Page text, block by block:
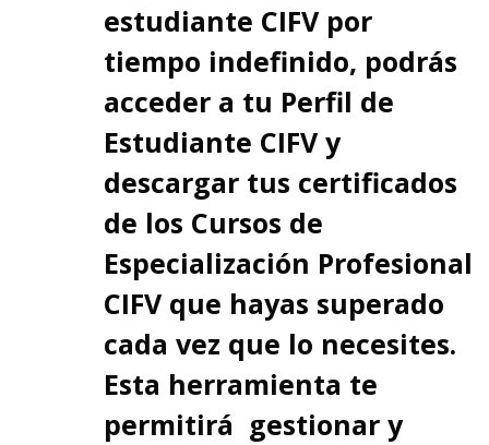
estudiante CIFV por
tiempo indefinido, podrás
acceder a tu Perfil de
Estudiante CIFV y
descargar tus certificados
de los Cursos de
Especialización Profesional
CIFV que hayas superado
cada vez que lo necesites.
Esta herramienta te
permitirá gestionar y